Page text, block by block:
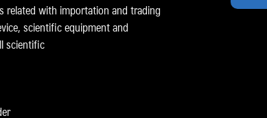
related with importation and trading
scientific equipment and
scientific